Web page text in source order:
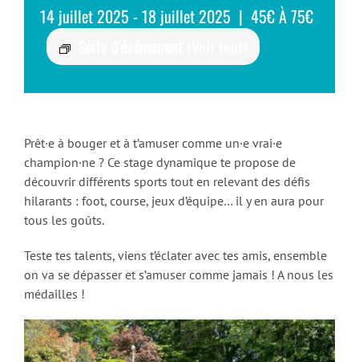
14 juillet 2025 -18 juillet 2025 | 45€ À 75€
Prêt·e à bouger et à t’amuser comme un·e vrai·e
champion·ne ? Ce stage dynamique te propose de
découvrir différents sports tout en relevant des défis
hilarants : foot, course, jeux d’équipe… il y en aura pour
tous les goûts.
Teste tes talents, viens t’éclater avec tes amis, ensemble
on va se dépasser et s’amuser comme jamais ! A nous les
médailles !